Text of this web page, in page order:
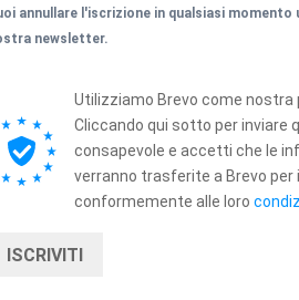
annullare l'iscrizione in qualsiasi
newsletter.
Utilizziamo Brevo come
Cliccando qui sotto per inviare
consapevole e accetti che le
verranno trasferite a Brevo
conformemente alle loro
ISCRIVITI